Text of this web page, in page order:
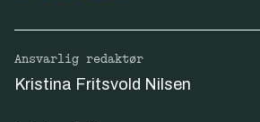
Ansvarlig redaktør
Kristina Fritsvold Nilsen